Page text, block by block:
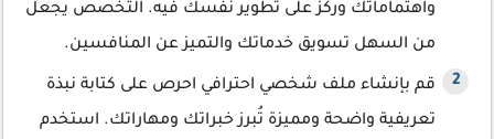
واهتماماتك وركز على تطوير نفسك فيه. التخصص يجعل
من السهل تسويق خدماتك والتميز عن المنافسين.
قم بإنشاء ملف شخصي احترافي احرص على كتابة نبذة
تعريفية واضحة ومميزة تُبرز خبراتك ومهاراتك. استخدم